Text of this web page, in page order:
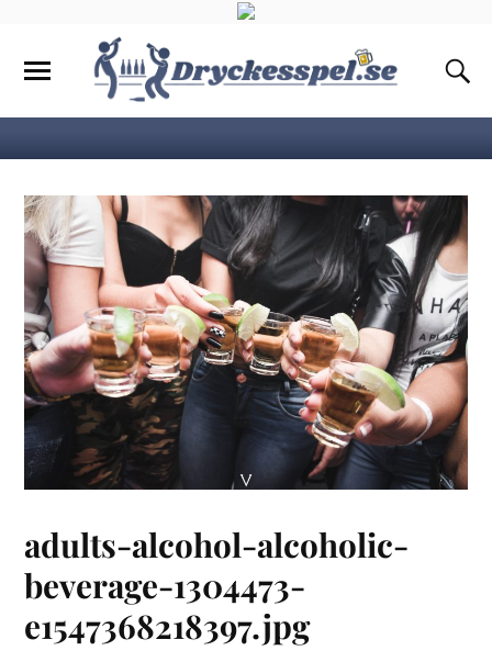
adults-alcohol-alcoholic-
beverage-1304473-
e1547368218397.jpg